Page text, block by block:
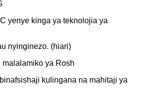
yenye kinga ya teknolojia ya
nyinginezo. (hiari)
ya Rosh
kulingana na mahitaji ya